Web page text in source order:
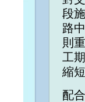
段
路
則
工
縮
配